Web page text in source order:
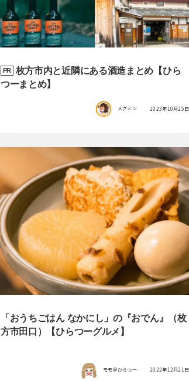
PR
枚方市内と近隣にある酒造まとめ【ひら
つーまとめ】
メグミン 2023年10月25日
「おうちごはん なかにし」の『おでん』（枚
方市田口）【ひらつーグルメ】
モモ＠ひらつー 2022年12月21日